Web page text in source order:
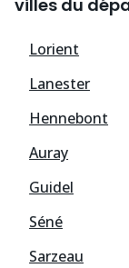
villes du
Lorient
Lanester
Hennebont
Auray
Guidel
Séné
Sarzeau